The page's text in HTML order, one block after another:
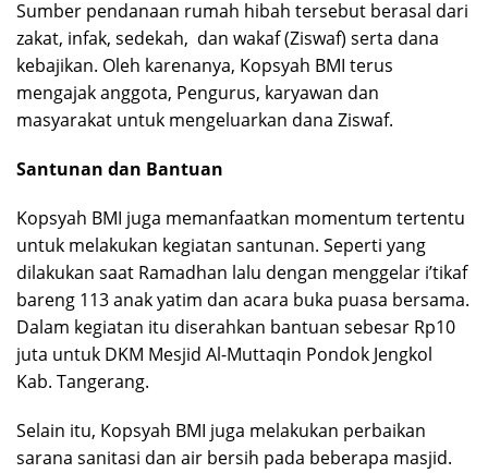
Sumber pendanaan rumah hibah tersebut berasal dari
zakat, infak, sedekah, dan wakaf (Ziswaf) serta dana
kebajikan. Oleh karenanya, Kopsyah BMI terus
mengajak anggota, Pengurus, karyawan dan
masyarakat untuk mengeluarkan dana Ziswaf.
Santunan dan Bantuan
Kopsyah BMI juga memanfaatkan momentum tertentu
untuk melakukan kegiatan santunan. Seperti yang
dilakukan saat Ramadhan lalu dengan menggelar i’tikaf
bareng 113 anak yatim dan acara buka puasa bersama.
Dalam kegiatan itu diserahkan bantuan sebesar Rp10
juta untuk DKM Mesjid Al-Muttaqin Pondok Jengkol
Kab. Tangerang.
Selain itu, Kopsyah BMI juga melakukan perbaikan
sarana sanitasi dan air bersih pada beberapa masjid.